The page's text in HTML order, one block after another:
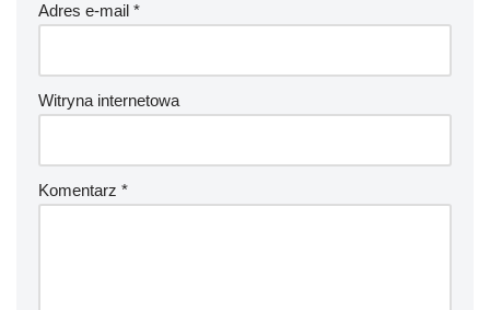
Adres e-mail *
Witryna internetowa
Komentarz *